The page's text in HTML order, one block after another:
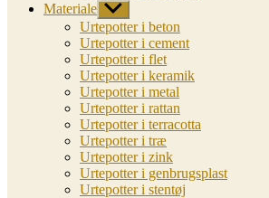
Materiale Vis
undermenu
Urtepotter i beton
Urtepotter i cement
Urtepotter i flet
Urtepotter i keramik
Urtepotter i metal
Urtepotter i rattan
Urtepotter i terracotta
Urtepotter i træ
Urtepotter i zink
Urtepotter i genbrugsplast
Urtepotter i stentøj